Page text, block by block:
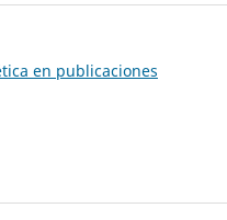
en publicaciones